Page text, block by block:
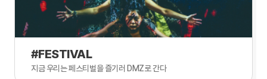
#FESTIVAL
지금 우리는 페스티벌을 즐기러 DMZ로 간다